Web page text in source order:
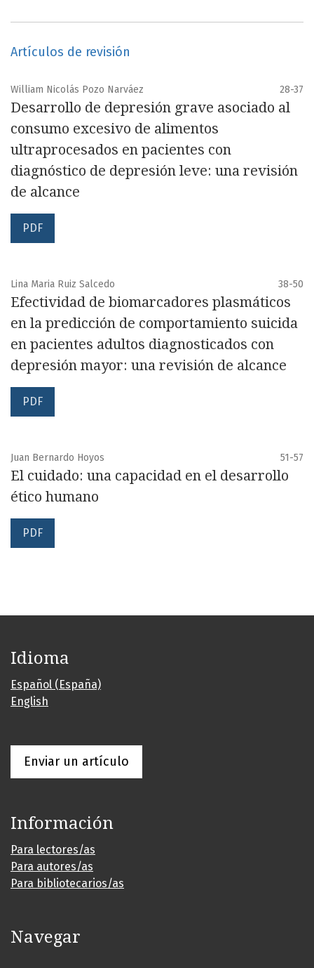
Artículos de revisión
William Nicolás Pozo Narváez 28-37
Desarrollo de depresión grave asociado al
consumo excesivo de alimentos
ultraprocesados en pacientes con
diagnóstico de depresión leve: una revisión
de alcance
PDF
Lina Maria Ruiz Salcedo 38-50
Efectividad de biomarcadores plasmáticos
en la predicción de comportamiento suicida
en pacientes adultos diagnosticados con
depresión mayor: una revisión de alcance
PDF
Juan Bernardo Hoyos 51-57
El cuidado: una capacidad en el desarrollo
ético humano
PDF
Idioma
Español (España)
English
Enviar un artículo
Información
Para lectores/as
Para autores/as
Para bibliotecarios/as
Navegar